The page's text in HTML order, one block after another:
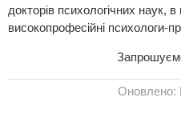
докторів психологічних наук,
високопрофесійні психологи-
Оновлено: